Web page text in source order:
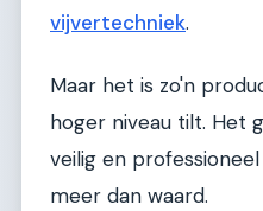
vijvertechniek.
Maar het is zo'n
hoger niveau tilt. Het
veilig en
meer dan waard.